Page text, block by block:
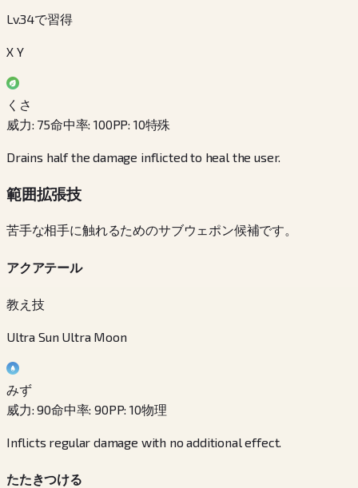
Lv.34で習得
X Y
くさ
威力: 75命中率:100PP: 10特殊
Drains half the damage inflicted to heal the user.
範囲拡張技
苦手な相手に触れるためのサブウェポン候補です。
アクアテール
教え技
Ultra Sun Ultra Moon
みず
威力:90命中率:90PP:10物理
Inflicts regular damage with no additional effect.
たたきつける